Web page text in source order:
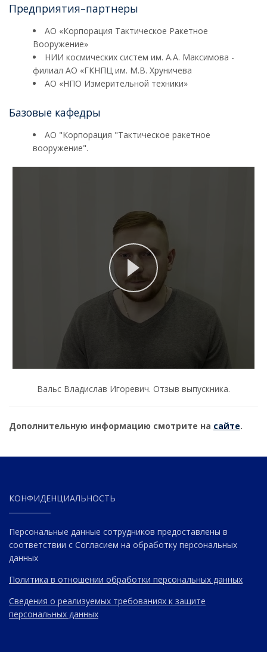
Предприятия–партнеры
АО «Корпорация Тактическое Ракетное
Вооружение»
НИИ космических систем им. А.А. Максимова -
филиал АО «ГКНПЦ им. М.В. Хруничева
АО «НПО Измерительной техники»
Базовые кафедры
АО "Корпорация "Тактическое ракетное
вооружение".
Вальс Владислав Игоревич. Отзыв выпускника.
Дополнительную информацию смотрите на сайте.
КОНФИДЕНЦИАЛЬНОСТЬ
Персональные данные сотрудников предоставлены в
соответствии с Согласием на обработку персональных
данных
Политика в отношении обработки персональных данных
Сведения о реализуемых требованиях к защите
персональных данных